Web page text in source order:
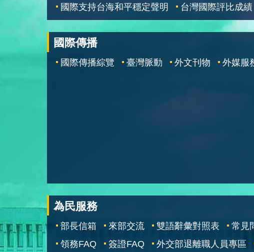
國際支持台海和平穩定聲明
台灣國際評比成績
國際傳播
國際傳播綜覽 臺灣脈動 外文刊物 外媒服
為民服務
部長信箱 來部交流 雙語辭彙對照表
常見
領務FAQ
簽證FAQ 外交部退離職人員專區